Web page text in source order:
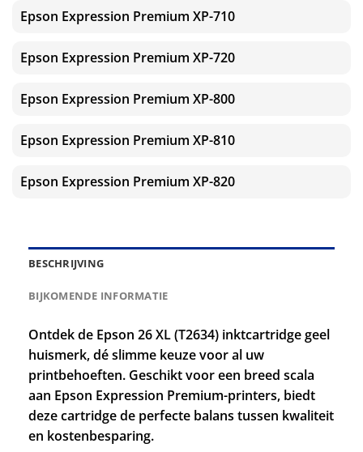
Epson Expression Premium XP-710
Epson Expression Premium XP-720
Epson Expression Premium XP-800
Epson Expression Premium XP-810
Epson Expression Premium XP-820
BESCHRIJVING
BIJKOMENDE INFORMATIE
Ontdek de Epson 26 XL (T2634) inktcartridge geel
huismerk, dé slimme keuze voor al uw
printbehoeften. Geschikt voor een breed scala
aan Epson Expression Premium-printers, biedt
deze cartridge de perfecte balans tussen kwaliteit
en kostenbesparing.